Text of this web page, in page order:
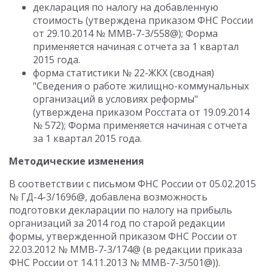
декларация по налогу на добавленную
стоимость (утверждена приказом ФНС России
от 29.10.2014 № ММВ-7-3/558@); Форма
применяется начиная с отчета за 1 квартал
2015 года.
форма статистики № 22-ЖКХ (сводная)
"Сведения о работе жилищно-коммунальных
организаций в условиях реформы"
(утверждена приказом Росстата от 19.09.2014
№ 572); Форма применяется начиная с отчета
за 1 квартал 2015 года.
Методические изменения
В соответствии с письмом ФНС России от 05.02.2015
№ ГД-4-3/1696@, добавлена возможность
подготовки декларации по налогу на прибыль
организаций за 2014 год по старой редакции
формы, утвержденной приказом ФНС России от
22.03.2012 № ММВ-7-3/174@ (в редакции приказа
ФНС России от 14.11.2013 № ММВ-7-3/501@)).